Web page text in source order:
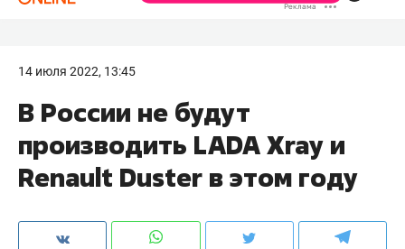
14 июля 2022, 13:45
В России не будут
производить LADA Xray и
Renault Duster в этом году